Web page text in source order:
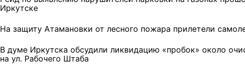
Иркутске
На защиту Атамановки от лесного пожара прилетели
В думе Иркутска обсудили ликвидацию «пробок» около
на ул. Рабочего Штаба